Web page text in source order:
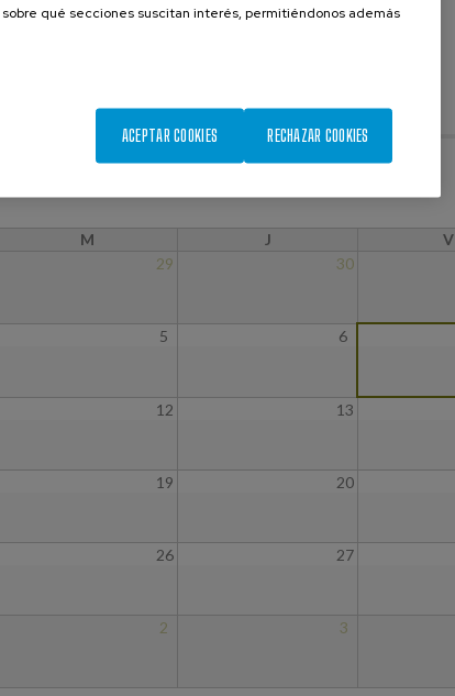
Agosto 2026
M J V
29 30
5 6
12 13
19 20
26 27
2 3
qué secciones suscitan interés, permitiéndonos además
RECHAZAR COOKIES
ACEPTAR COOKIES